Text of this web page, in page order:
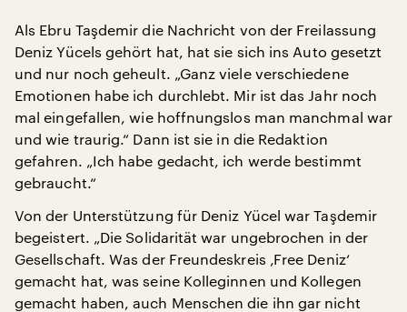
Als Ebru Taşdemir die Nachricht von der Freilassung
Deniz Yücels gehört hat, hat sie sich ins Auto gesetzt
und nur noch geheult. „Ganz viele verschiedene
Emotionen habe ich durchlebt. Mir ist das Jahr noch
mal eingefallen, wie hoffnungslos man manchmal war
und wie traurig.“ Dann ist sie in die Redaktion
gefahren. „Ich habe gedacht, ich werde bestimmt
gebraucht.“
Von der Unterstützung für Deniz Yücel war Taşdemir
begeistert. „Die Solidarität war ungebrochen in der
Gesellschaft. Was der Freundeskreis ‚Free Deniz‘
gemacht hat, was seine Kolleginnen und Kollegen
gemacht haben, auch Menschen die ihn gar nicht